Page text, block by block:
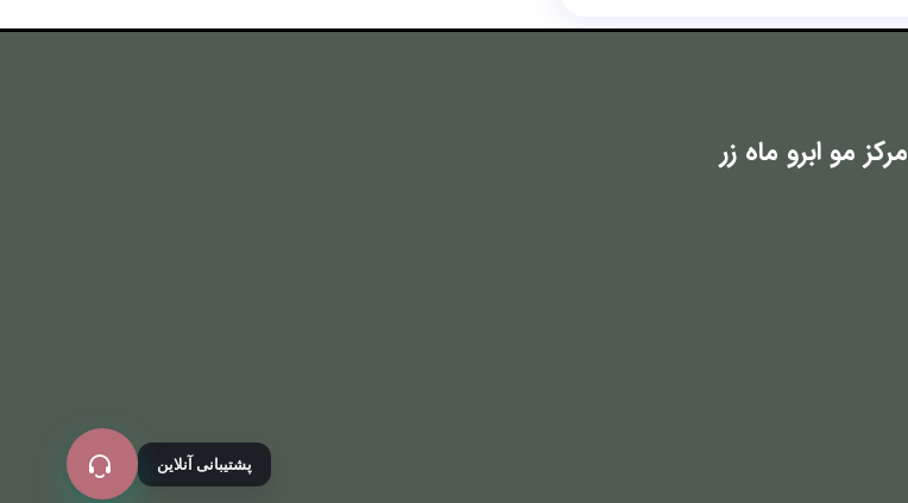
مرکز مو ابرو ماه زر
پشتیبانی آنلاین